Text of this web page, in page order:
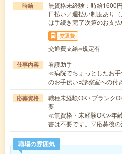
時給
無資格未経験：時給
日払い／週払い制度あり
は手続き完了次第のお支払
交通費
交通費支給※規定有
仕事内容
看護助手
≪病院でちょっとしたお
のお手伝い○診察室への
応募資格
職種未経験OK / ブランク
要
≪無資格・未経験OK≫年
書は不要です。▽応募後
職場の雰囲気